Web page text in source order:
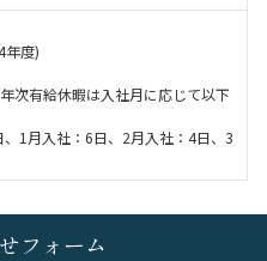
年度)
次有給休暇は入社月に応じて以下
1月入社：6日、2月入社：4日、3
フォーム